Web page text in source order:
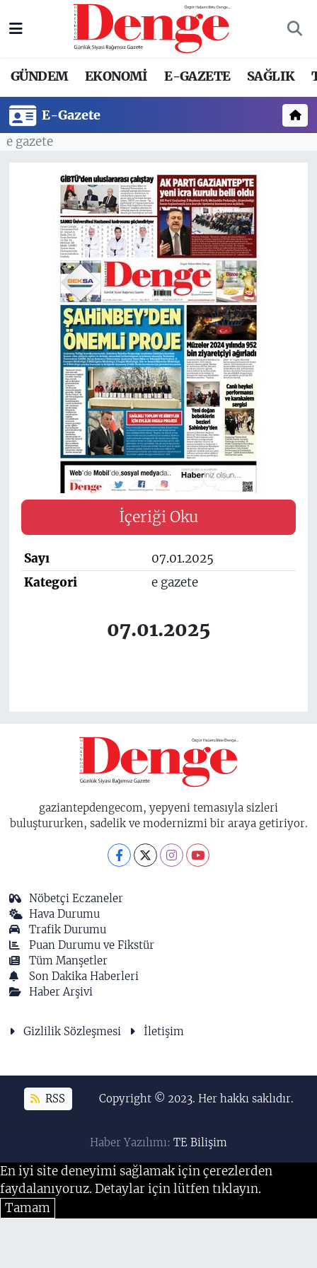
GÜNDEM EKONOMİ E-GAZETE SAĞLIK
E-Gazete
e gazete
İçeriği Oku
Sayı
07.01.2025
Kategori
e gazete
07.01.2025
gaziantepdengecom, yepyeni temasıyla sizleri
buluştururken, sadelik ve modernizmi bir araya getiriyor.
Nöbetçi Eczaneler
Hava Durumu
Trafik Durumu
Puan Durumu ve Fikstür
Tüm Manşetler
Son Dakika Haberleri
Haber Arşivi
Gizlilik Sözleşmesi İletişim
RSS Copyright © 2023. Her hakkı saklıdır.
Haber Yazılımı: TE Bilişim
En iyi site deneyimi sağlamak için çerezlerden
faydalanıyoruz. Detaylar için lütfen tıklayın.
Tamam
Nöbetçi Eczaneler
Tüm Manşetler
Son Dakika Haberleri
Haber Arşivi